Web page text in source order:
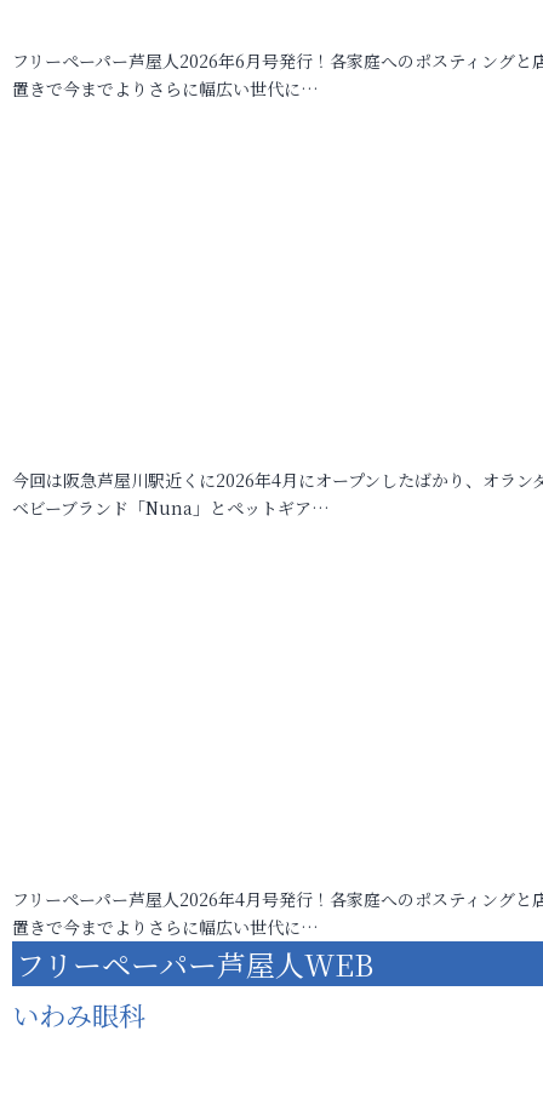
フリーペーパー芦屋人2026年6月号発行！各家庭へのポスティングと
置きで今までよりさらに幅広い世代に…
今回は阪急芦屋川駅近くに2026年4月にオープンしたばかり、オラン
ベビーブランド「Nuna」とペットギア…
フリーペーパー芦屋人2026年4月号発行！各家庭へのポスティングと
置きで今までよりさらに幅広い世代に…
フリーペーパー芦屋人WEB
いわみ眼科